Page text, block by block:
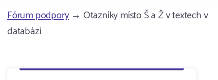
Fórum podpory→ Otazníky místo Š a Ž v textech v
databázi